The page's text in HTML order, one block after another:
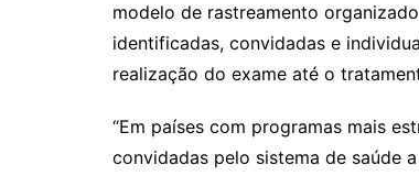
modelo de rastreamento
identificadas, convidadas e
realização do exame até o
“Em países com programas mais
convidadas pelo sistema de saúde